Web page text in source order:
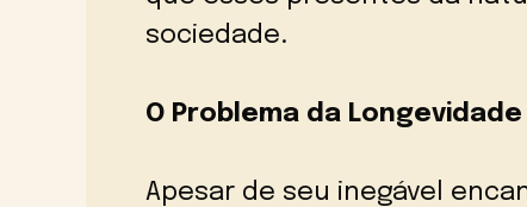
sociedade.
O Problema da
Apesar de seu inegável